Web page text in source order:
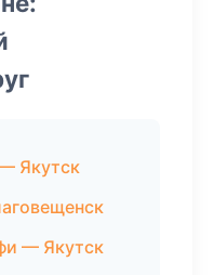
Якутск
— Якутск